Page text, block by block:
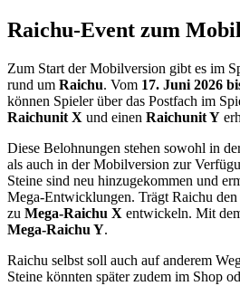
Raichu-Event zum
Zum Start der Mobilversion gibt es im
rund um Raichu. Vom 17. Juni 2026
können Spieler über das Postfach im
Raichunit X und einen Raichunit Y
Diese Belohnungen stehen sowohl in
als auch in der Mobilversion zur
Steine sind neu hinzugekommen und
Mega-Entwicklungen. Trägt Raichu den
zu Mega-Raichu X entwickeln. Mit
Mega-Raichu Y.
Raichu selbst soll auch auf anderem
Steine könnten später zudem im Shop